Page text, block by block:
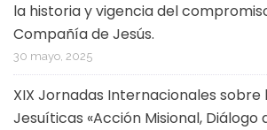
la historia y vigencia del
Compañía de Jesús.
30 mayo, 2025
XIX Jornadas Internacionales sobre
Jesuíticas «Acción Misional, Diálogo